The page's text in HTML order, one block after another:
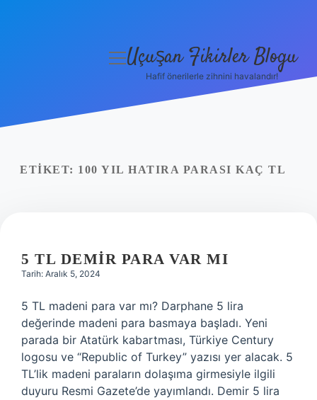
Yasal Uyarı
menüyü
Uçuşan Fikirler Blogu
Hafif önerilerle zihnini havalandır!
ETIKET: 100 YIL HATIRA PARASI KAÇ TL
5 TL DEMIR PARA VAR MI
Tarih: Aralık 5, 2024
5 TL madeni para var mı? Darphane 5 lira
değerinde madeni para basmaya başladı. Yeni
parada bir Atatürk kabartması, Türkiye Century
logosu ve “Republic of Turkey” yazısı yer alacak. 5
TL’lik madeni paraların dolaşıma girmesiyle ilgili
duyuru Resmi Gazete’de yayımlandı. Demir 5 lira